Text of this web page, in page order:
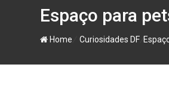
Espaço para
Home Curiosidades DF